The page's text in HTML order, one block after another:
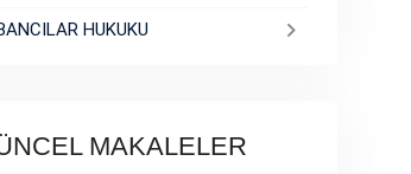
HUKUKU
MAKALELER